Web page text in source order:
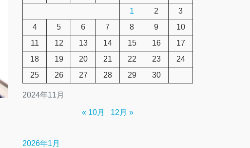
2024年11月
1
2
3
4
5 6 7 8 9
10
11
12 13 14 15 16
17
18
19 20 21 22 23
24
25
26 27 28 29 30
« 10月 12月 »
2026年1月